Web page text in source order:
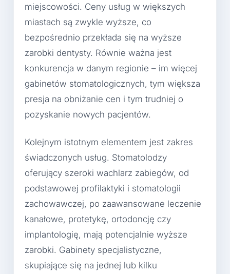
miejscowości. Ceny usług w większych
miastach są zwykle wyższe, co
bezpośrednio przekłada się na wyższe
zarobki dentysty. Równie ważna jest
konkurencja w danym regionie – im więcej
gabinetów stomatologicznych, tym większa
presja na obniżanie cen i tym trudniej o
pozyskanie nowych pacjentów.
Kolejnym istotnym elementem jest zakres
świadczonych usług. Stomatolodzy
oferujący szeroki wachlarz zabiegów, od
podstawowej profilaktyki i stomatologii
zachowawczej, po zaawansowane leczenie
kanałowe, protetykę, ortodoncję czy
implantologię, mają potencjalnie wyższe
zarobki. Gabinety specjalistyczne,
skupiające się na jednej lub kilku